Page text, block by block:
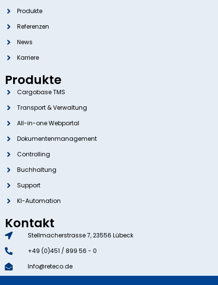
Produkte
Referenzen
News
Karriere
Produkte
Cargobase TMS
Transport & Verwaltung
All-in-one Webportal
Dokumentenmanagement
Controlling
Buchhaltung
Support
KI-Automation
Kontakt
Stellmacherstrasse 7, 23556 Lübeck
+49 (0)451 / 899 56 - 0
Info@reteco.de